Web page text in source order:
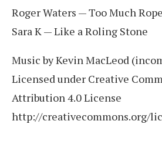
Roger Waters — Too Much Rope
Sara K — Like a Roling Stone
Music by Kevin MacLeod
Licensed under Creative
Attribution 4.0 License
http://creativecommons.org/